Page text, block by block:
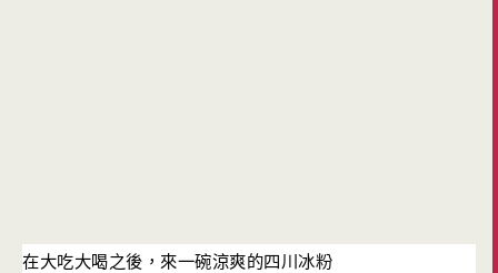
在大吃大喝之後，來一碗涼爽的四川冰粉